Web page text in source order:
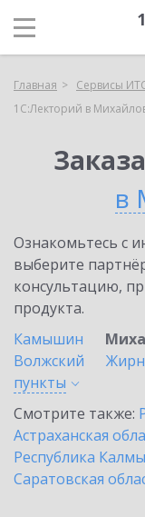
Главная Сервисы
1С:Лекторий в
в
Ознакомьтесь с
выберите
консультацию,
продукта.
Камышин
Волжский
пункты
Смотрите также:
Астраханская
Республика
Саратовская